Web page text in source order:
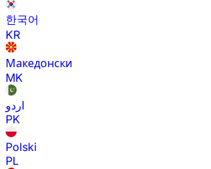
한국어
KR
Македонски
MK
اردو
PK
Polski
PL